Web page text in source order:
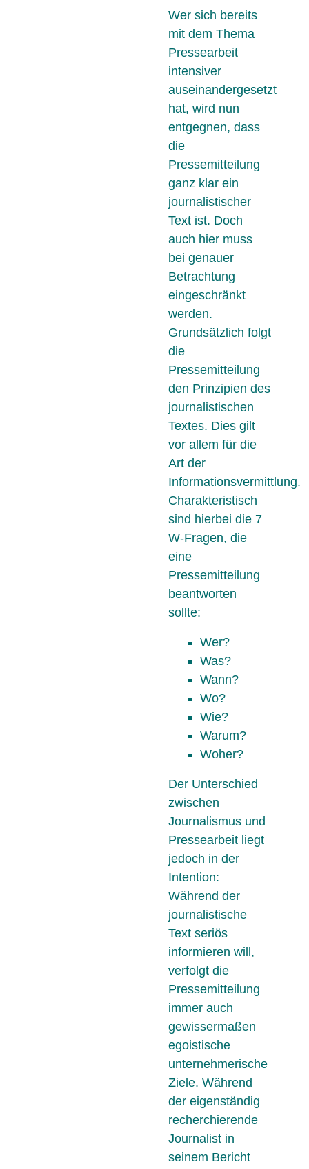
Wer sich bereits
mit dem Thema
Pressearbeit
intensiver
auseinandergesetzt
hat, wird nun
entgegnen, dass
die
Pressemitteilung
ganz klar ein
journalistischer
Text ist. Doch
auch hier muss
bei genauer
Betrachtung
eingeschränkt
werden.
Grundsätzlich folgt
die
Pressemitteilung
den Prinzipien des
journalistischen
Textes. Dies gilt
vor allem für die
Art der
Informationsvermittlung.
Charakteristisch
sind hierbei die 7
W-Fragen, die
eine
Pressemitteilung
beantworten
sollte:
Wer?
Was?
Wann?
Wo?
Wie?
Warum?
Woher?
Der Unterschied
zwischen
Journalismus und
Pressearbeit liegt
jedoch in der
Intention:
Während der
journalistische
Text seriös
informieren will,
verfolgt die
Pressemitteilung
immer auch
gewissermaßen
egoistische
unternehmerische
Ziele. Während
der eigenständig
recherchierende
Journalist in
seinem Bericht